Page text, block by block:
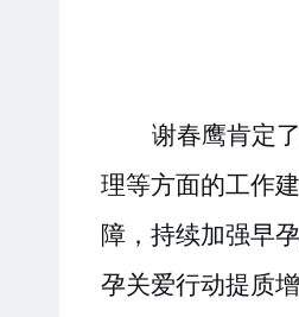
谢春鹰肯定了
理等方面的工作
障， 持续加强早
孕关爱行动提质